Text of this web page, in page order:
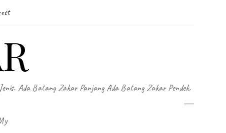
Ada Batang Zakar Panjang Ada Batang Zakar Pendek.